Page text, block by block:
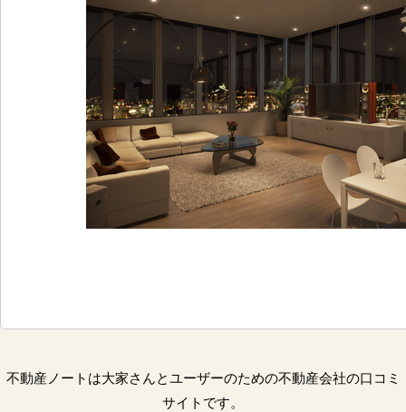
不動産ノートは大家さんとユーザーのための不動産会社の口コミ
サイトです。